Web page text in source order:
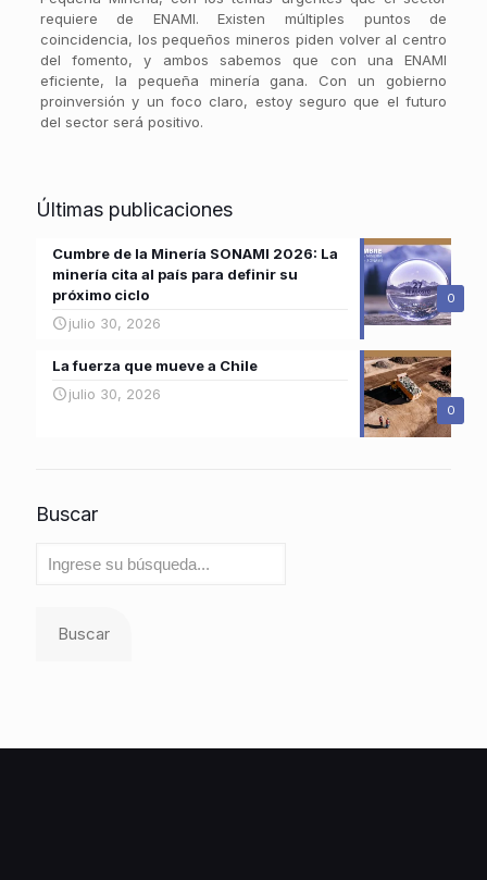
requiere de ENAMI. Existen múltiples puntos de
coincidencia, los pequeños mineros piden volver al centro
del fomento, y ambos sabemos que con una ENAMI
eficiente, la pequeña minería gana. Con un gobierno
proinversión y un foco claro, estoy seguro que el futuro
del sector será positivo.
Últimas publicaciones
0
Cumbre de la Minería SONAMI 2026: La
minería cita al país para definir su
próximo ciclo
julio 30, 2026
0
La fuerza que mueve a Chile
julio 30, 2026
Buscar
Buscar